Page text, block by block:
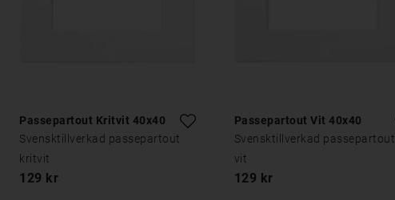
Passepartout Kritvit 40x40
Svensktillverkad passepartout
kritvit
129 kr
Passepartout Vit 40x40
Svensktillverkad passepartout
vit
129 kr